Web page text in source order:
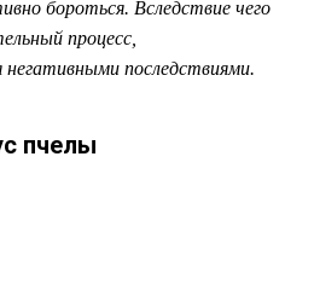
бороться. Вследствие чего
процесс,
последствиями.
пчелы